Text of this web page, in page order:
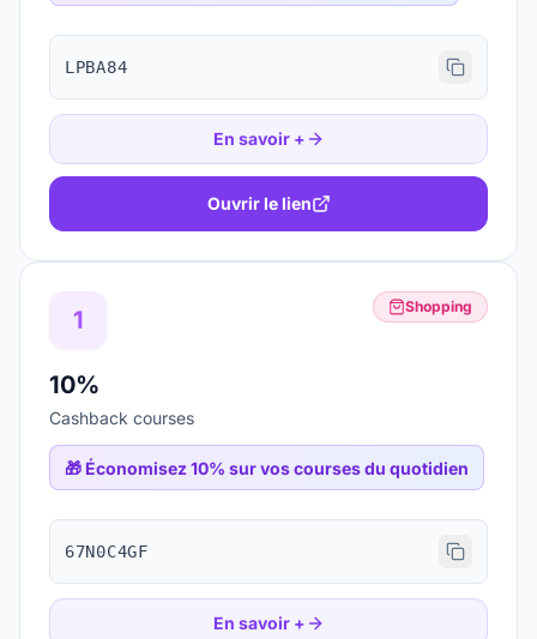
LPBA84
En savoir +
Ouvrir le lien
1 Shopping
10%
Cashback courses
🎁 Économisez 10% sur vos courses du quotidien
67N0C4GF
En savoir +